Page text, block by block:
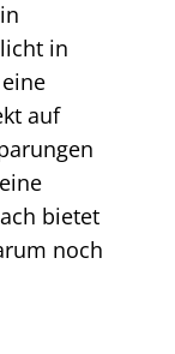
in
auf
bietet
noch